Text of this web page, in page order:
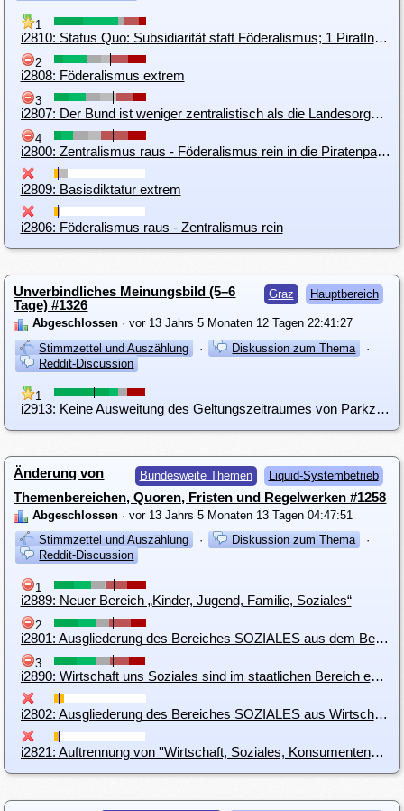
1
i2810: Status Quo: Subsidiarität statt Föderalismus; 1 PiratIn 1 Stimme; BV nur koordinierend/repräsentativ
2
i2808: Föderalismus extrem
3
i2807: Der Bund ist weniger zentralistisch als die Landesorganisationen
4
i2800: Zentralismus raus - Föderalismus rein in die Piratenpartei Österreich
i2809: Basisdiktatur extrem
i2806: Föderalismus raus - Zentralismus rein
Graz Hauptbereich
Unverbindliches Meinungsbild (5–6
Tage) #1326
Abgeschlossen · vor 13 Jahrs 5 Monaten 12 Tagen 22:41:27
Stimmzettel und Auszählung
· Diskussion zum Thema
·
Reddit-Discussion
1
i2913: Keine Ausweitung des Geltungszeitraumes von Parkzonen
Bundesweite Themen Liquid-Systembetrieb
Änderung von
Themenbereichen, Quoren, Fristen und Regelwerken #1258
Abgeschlossen · vor 13 Jahrs 5 Monaten 13 Tagen 04:47:51
Stimmzettel und Auszählung
· Diskussion zum Thema
·
Reddit-Discussion
1
i2889: Neuer Bereich „Kinder, Jugend, Familie, Soziales“
2
i2801: Ausgliederung des Bereiches SOZIALES aus dem Bereich Wirtschaft u. Konsumentenschutz
3
i2890: Wirtschaft uns Soziales sind im staatlichen Bereich eng verzahnt und gehören zusammen
i2802: Ausgliederung des Bereiches SOZIALES aus Wirtschaft ... Zusammenlegung mit Gesundheit und Familie
i2821: Auftrennung von ''Wirtschaft, Soziales, Konsumentenschutz'' in eigenständige Themenbereiche